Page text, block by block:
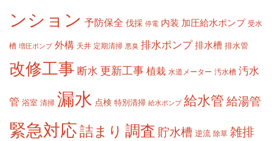
ンション 予防保全 伐採 停電 内装 加圧給水ポンプ 受水
槽 増圧ポンプ 外構 天井 定期清掃 悪臭 排水ポンプ 排水槽 排水管
改修工事 断水 更新工事 植栽 水道メーター 汚水槽 汚水
管 浴室 清掃 漏水 点検 特別清掃 給水ポンプ 給水管 給湯管
緊急対応詰まり 調査 貯水槽 逆流 除草 雑排